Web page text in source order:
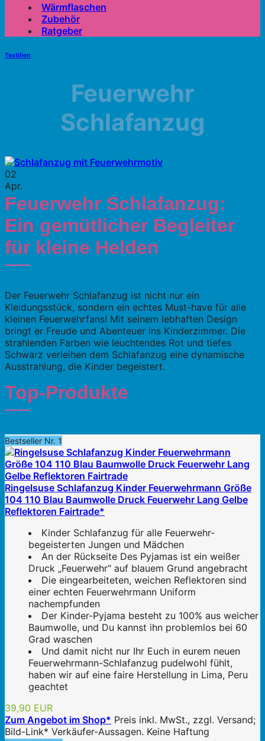
Wärmflaschen
Zubehör
Ratgeber
Textilien
Feuerwehr
Schlafanzug
02
Apr.
Feuerwehr Schlafanzug:
Ein gemütlicher Begleiter
für kleine Helden
Der Feuerwehr Schlafanzug ist nicht nur ein
Kleidungsstück, sondern ein echtes Must-have für alle
kleinen Feuerwehrfans! Mit seinem lebhaften Design
bringt er Freude und Abenteuer ins Kinderzimmer. Die
strahlenden Farben wie leuchtendes Rot und tiefes
Schwarz verleihen dem Schlafanzug eine dynamische
Ausstrahlung, die Kinder begeistert.
Top-Produkte
Bestseller Nr. 1
Ringelsuse Schlafanzug Kinder Feuerwehrmann Größe
104 110 Blau Baumwolle Druck Feuerwehr Lang Gelbe
Reflektoren Fairtrade*
Kinder Schlafanzug für alle Feuerwehr-
begeisterten Jungen und Mädchen
An der Rückseite Des Pyjamas ist ein weißer
Druck „Feuerwehr“ auf blauem Grund angebracht
Die eingearbeiteten, weichen Reflektoren sind
einer echten Feuerwehrmann Uniform
nachempfunden
Der Kinder-Pyjama besteht zu 100% aus weicher
Baumwolle, und Du kannst ihn problemlos bei 60
Grad waschen
Und damit nicht nur Ihr Euch in eurem neuen
Feuerwehrmann-Schlafanzug pudelwohl fühlt,
haben wir auf eine faire Herstellung in Lima, Peru
geachtet
39,90 EUR
Zum Angebot im Shop* Preis inkl. MwSt., zzgl. Versand;
Bild-Link* Verkäufer-Aussagen. Keine Haftung